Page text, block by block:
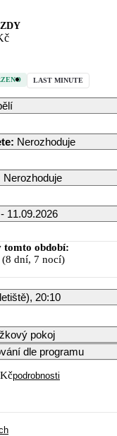
LAST MINUTE
: Nerozhoduje
Nerozhoduje
11.09.2026
Září 2026
ÚT ST ČT PÁ
27 990
8 9 10
tomto období:
(8 dní, 7 nocí)
20:10
pokoj
dle programu
podrobnosti